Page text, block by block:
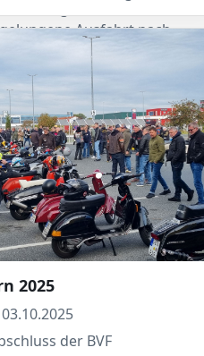
Ausfahrt nach
Samstag, der der Community
noch länger in Erinnerung
2025
der BVF